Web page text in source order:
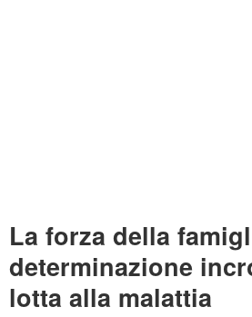
La forza della
determinazione
lotta alla malattia